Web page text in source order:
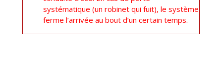
systématique (un robinet qui fuit), le système
ferme l’arrivée au bout d’un certain temps.